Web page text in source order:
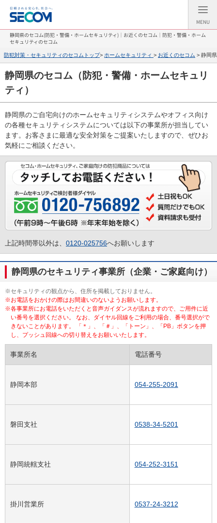
静岡県のセコム(防犯・警備・ホームセキュリティ)｜お近くのセコム｜防犯・警備・ホーム
セキュリティのセコム
MENU
防犯対策・セキュリティのセコムトップ> ホームセキュリティ > お近くのセコム > 静岡
静岡県のセコム（防犯・警備・ホームセキュリ
ティ）
静岡県のご自宅向けのホームセキュリティシステムやオフィス向け
の各種セキュリティシステムについては以下の事業所が担当してい
ます。お客さまに最適な安全対策をご提案いたしますので、ぜひお
気軽にご相談ください。
上記時間帯以外は、 0120-025756へお願いします
静岡県のセキュリティ事業所（企業・ご家庭向け）
※セキュリティの観点から、住所を掲載しておりません。
※お電話をおかけの際はお間違いのないようお願いします。
※各事業所にお電話をいただくと音声ガイダンスが流れますので、ご用件に近
い番号を選択ください。 なお、ダイヤル回線をご利用の場合、番号選択がで
きないことがあります。 「＊」、「＃」、「トーン」、「PB」ボタンを押
し、プッシュ回線への切り替えをお願いいたします。
事業所名 電話番号
静岡本部 054-255-2091
磐田支社 0538-34-5201
静岡統轄支社 054-252-3151
掛川営業所 0537-24-3212